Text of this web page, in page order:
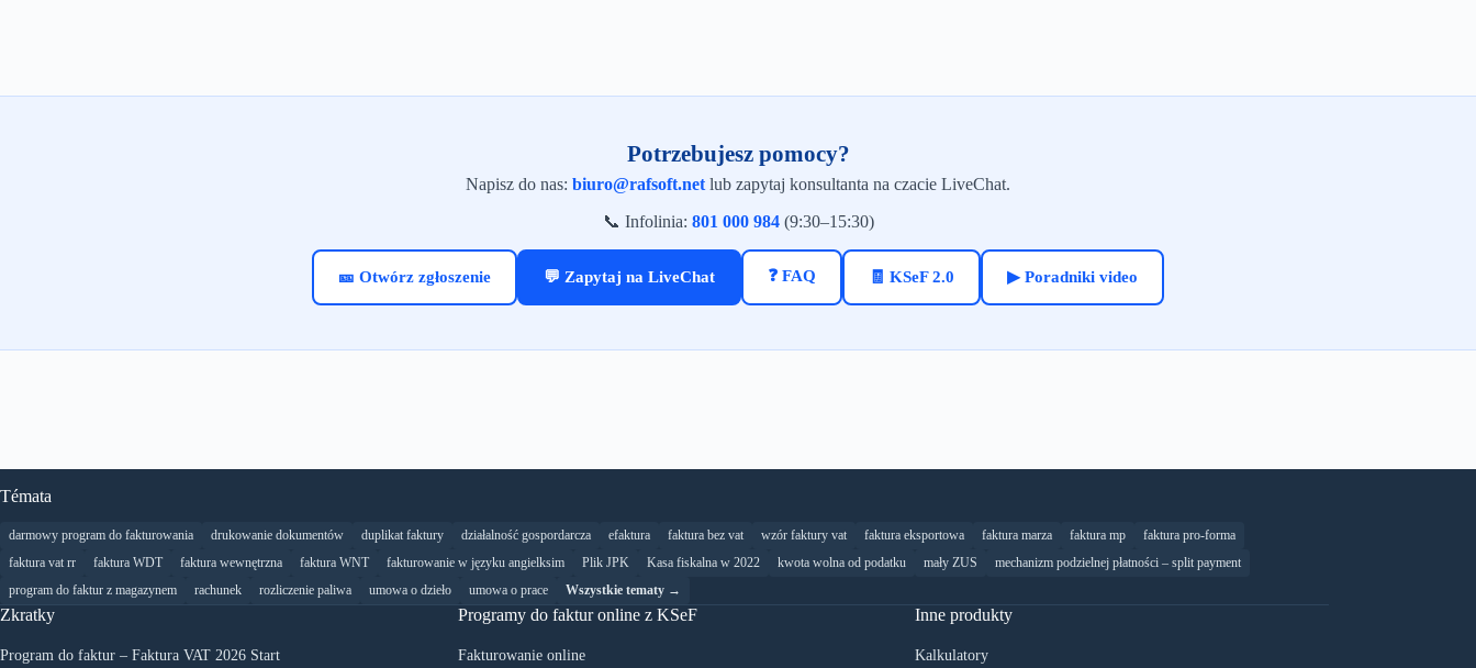
Potrzebujesz pomocy?
Napisz do nas: biuro@rafsoft.net lub zapytaj konsultanta na czacie LiveChat.
📞 Infolinia: 801 000 984(9:30–15:30)
🎫 Otwórz zgłoszenie 💬 Zapytaj na LiveChat ❓ FAQ 🧾 KSeF 2.0 ▶ Poradniki video
Témata
darmowy program do fakturowania drukowanie dokumentów duplikat faktury działalność gospordarcza efaktura faktura bez vat wzór faktury vat faktura eksportowa faktura marza faktura mp
faktura pro-forma
faktura vat rr
faktura WDT faktura wewnętrzna faktura WNT fakturowanie w języku angielksim Plik JPK Kasa fiskalna w 2022 kwota wolna od podatku mały ZUS
mechanizm podzielnej płatności – split payment
program do faktur z magazynem
rachunek rozliczenie paliwa umowa o dzieło umowa o prace Wszystkie tematy →
Zkratky
Program do faktur – Faktura VAT 2026 Start
Programy do faktur online z KSeF
Fakturowanie online
Inne produkty
Kalkulatory